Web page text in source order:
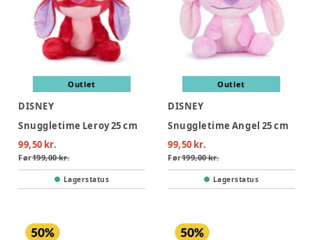
Outlet
DISNEY
Snuggletime Leroy 25 cm
99,50 kr.
Før199,00 kr.
Lagerstatus
Outlet
DISNEY
Snuggletime Angel 25 cm
99,50 kr.
Før199,00 kr.
Lagerstatus